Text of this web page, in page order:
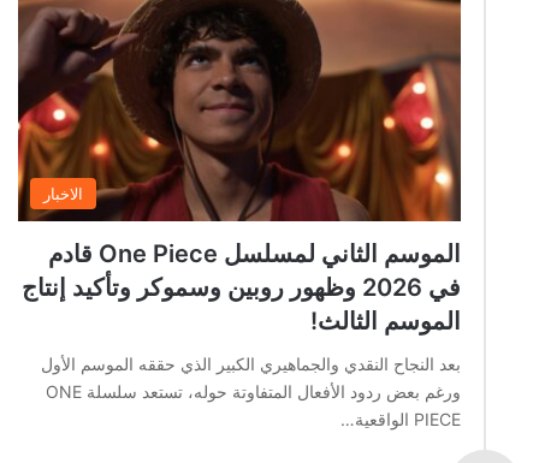
الاخبار
الموسم الثاني لمسلسل One Piece قادم
في 2026 وظهور روبين وسموكر وتأكيد إنتاج
الموسم الثالث!
بعد النجاح النقدي والجماهيري الكبير الذي حققه الموسم الأول
ورغم بعض ردود الأفعال المتفاوتة حوله، تستعد سلسلة ONE
PIECE الواقعية…